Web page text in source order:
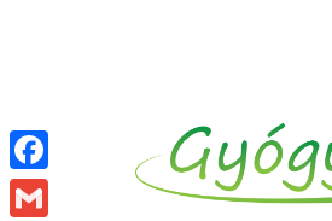
Facebook